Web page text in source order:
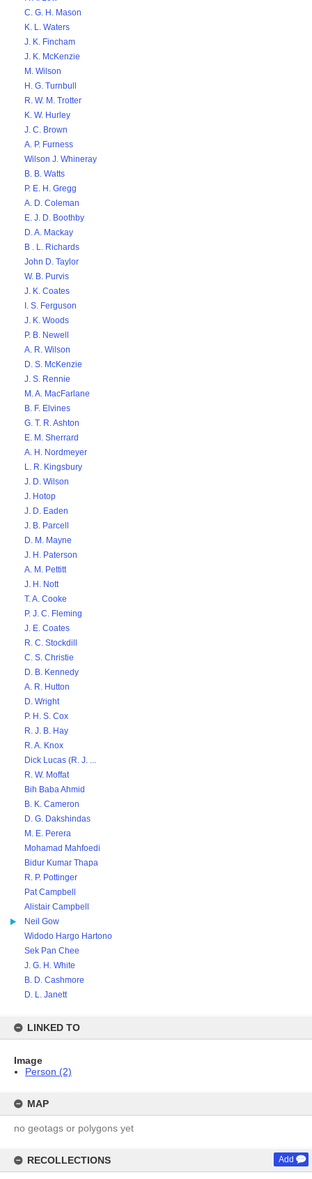
C. G. H. Mason
K. L. Waters
J. K. Fincham
J. K. McKenzie
M. Wilson
H. G. Turnbull
R. W. M. Trotter
K. W. Hurley
J. C. Brown
A. P. Furness
Wilson J. Whineray
B. B. Watts
P. E. H. Gregg
A. D. Coleman
E. J. D. Boothby
D. A. Mackay
B . L. Richards
John D. Taylor
W. B. Purvis
J. K. Coates
I. S. Ferguson
J. K. Woods
P. B. Newell
A. R. Wilson
D. S. McKenzie
J. S. Rennie
M. A. MacFarlane
B. F. Elvines
G. T. R. Ashton
E. M. Sherrard
A. H. Nordmeyer
L. R. Kingsbury
J. D. Wilson
J. Hotop
J. D. Eaden
J. B. Parcell
D. M. Mayne
J. H. Paterson
A. M. Pettitt
J. H. Nott
T. A. Cooke
P. J. C. Fleming
J. E. Coates
R. C. Stockdill
C. S. Christie
D. B. Kennedy
A. R. Hutton
D. Wright
P. H. S. Cox
R. J. B. Hay
R. A. Knox
Dick Lucas (R. J. ...
R. W. Moffat
Bih Baba Ahmid
B. K. Cameron
D. G. Dakshindas
M. E. Perera
Mohamad Mahfoedi
Bidur Kumar Thapa
R. P. Pottinger
Pat Campbell
Alistair Campbell
Neil Gow
Widodo Hargo Hartono
Sek Pan Chee
J. G. H. White
B. D. Cashmore
D. L. Janett
LINKED TO
Image
Person (2)
MAP
no geotags or polygons yet
RECOLLECTIONS Add